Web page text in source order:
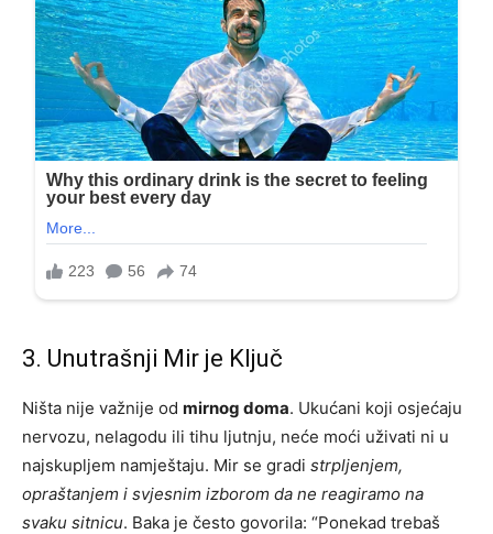
3. Unutrašnji Mir je Ključ
Ništa nije važnije od mirnog doma. Ukućani koji osjećaju
nervozu, nelagodu ili tihu ljutnju, neće moći uživati ni u
najskupljem namještaju. Mir se gradi strpljenjem,
opraštanjem i svjesnim izborom da ne reagiramo na
svaku sitnicu. Baka je često govorila: “Ponekad trebaš